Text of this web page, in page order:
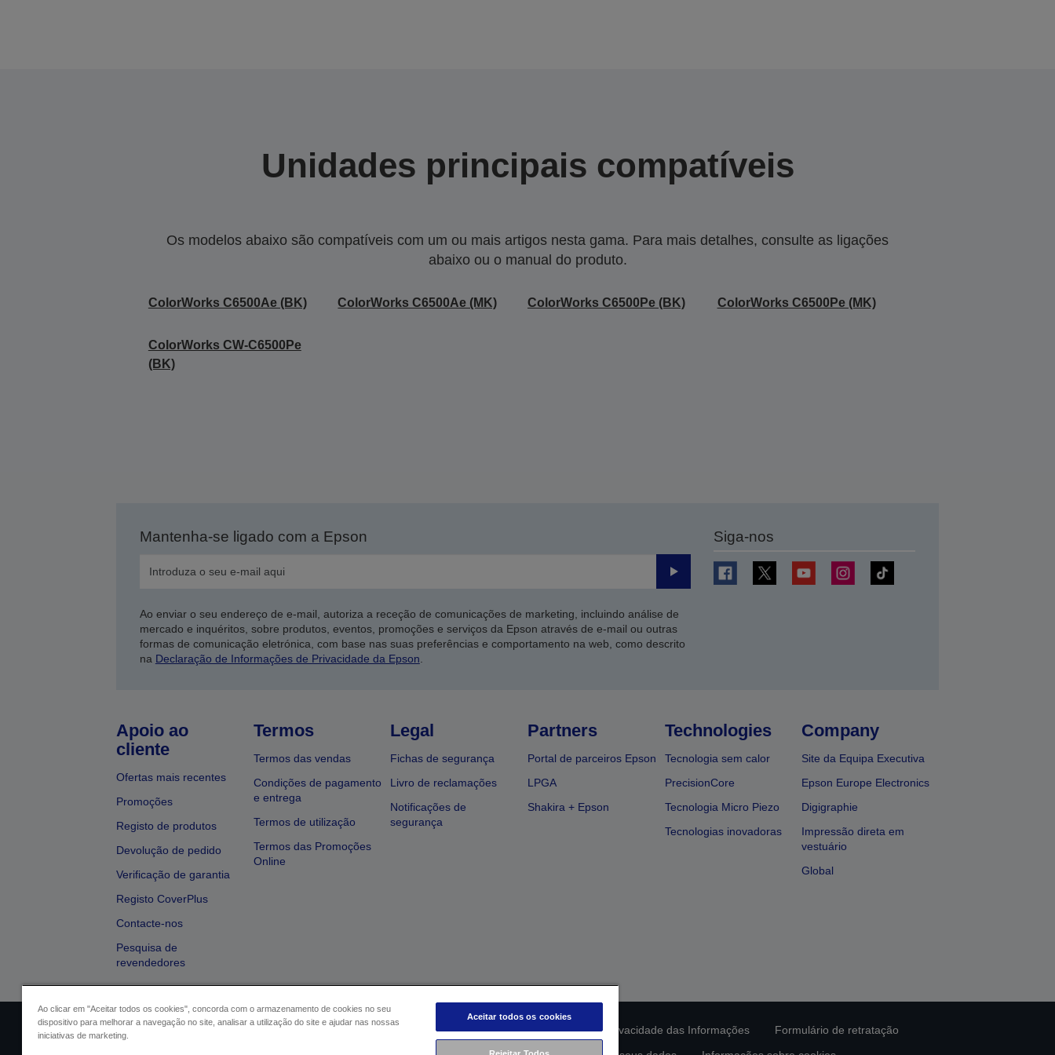
Unidades principais compatíveis
Os modelos abaixo são compatíveis com um ou mais artigos nesta gama. Para mais detalhes, consulte as ligações
abaixo ou o manual do produto.
ColorWorks C6500Ae (BK) ColorWorks C6500Ae (MK) ColorWorks C6500Pe (BK) ColorWorks C6500Pe (MK)
ColorWorks CW-C6500Pe
(BK)
Mantenha-se ligado com a Epson
Enviar
Ao enviar o seu endereço de e-mail, autoriza a receção de comunicações de marketing, incluindo análise de
mercado e inquéritos, sobre produtos, eventos, promoções e serviços da Epson através de e-mail ou outras
formas de comunicação eletrónica, com base nas suas preferências e comportamento na web, como descrito
na Declaração de Informações de Privacidade da Epson
Siga-nos
Apoio ao
cliente
Ofertas mais recentes
Promoções
Registo de produtos
Devolução de pedido
Verificação de garantia
Registo CoverPlus
Contacte-nos
Pesquisa de
revendedores
Termos
Termos das vendas
Condições de pagamento
e entrega
Termos de utilização
Termos das Promoções
Online
Legal
Fichas de segurança
Livro de reclamações
Notificações de
segurança
Partners
Portal de parceiros Epson
LPGA
Shakira + Epson
Technologies
Tecnologia sem calor
PrecisionCore
Tecnologia Micro Piezo
Tecnologias inovadoras
Company
Site da Equipa Executiva
Epson Europe Electronics
Digigraphie
Impressão direta em
vestuário
Global
Identificação do vendedor Identificação da conformidade do produto Declaração de Privacidade das Informações
Formulário de retratação
Ao clicar em "Aceitar todos os cookies", concorda com o armazenamento de cookies no seu
dispositivo para melhorar a navegação no site, analisar a utilização do site e ajudar nas nossas
iniciativas de marketing.
Aceitar todos os cookies